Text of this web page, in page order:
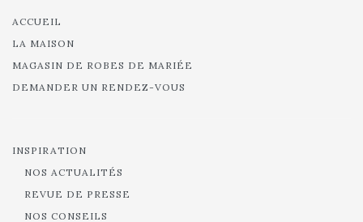
ACCUEIL
LA MAISON
MAGASIN DE ROBES DE MARIÉE
DEMANDER UN RENDEZ-VOUS
INSPIRATION
NOS ACTUALITÉS
REVUE DE PRESSE
NOS CONSEILS